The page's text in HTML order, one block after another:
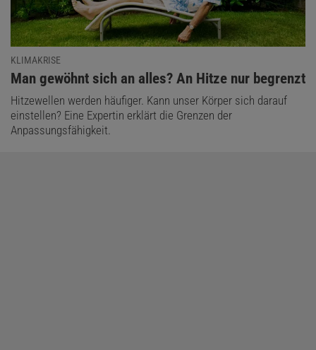
KLIMAKRISE
:
Man gewöhnt sich an alles? An Hitze nur begrenzt
Hitzewellen werden häufiger. Kann unser Körper sich darauf
einstellen? Eine Expertin erklärt die Grenzen der
Anpassungsfähigkeit.